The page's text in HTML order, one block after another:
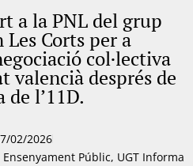
a la PNL del grup
Corts per a
col·lectiva
valencià després de
de l’11D.
02/2026
Ensenyament Públic, UGT Informa